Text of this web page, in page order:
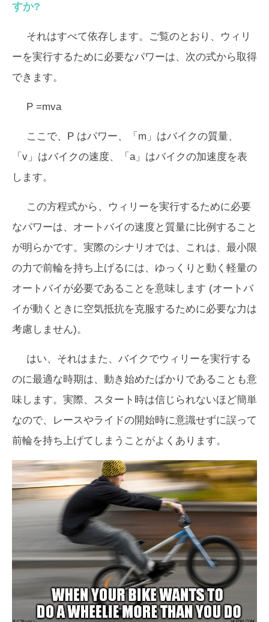
すか?
それはすべて依存します。ご覧のとおり、ウィリ
ーを実行するために必要なパワーは、次の式から取得
できます。
P =mva
ここで、P はパワー、「m」はバイクの質量、
「v」はバイクの速度、「a」はバイクの加速度を表
します。
この方程式から、ウィリーを実行するために必要
なパワーは、オートバイの速度と質量に比例すること
が明らかです。実際のシナリオでは、これは、最小限
の力で前輪を持ち上げるには、ゆっくりと動く軽量の
オートバイが必要であることを意味します (オートバ
イが動くときに空気抵抗を克服するために必要な力は
考慮しません)。
はい、それはまた、バイクでウィリーを実行する
のに最適な時期は、動き始めたばかりであることも意
味します。実際、スタート時は信じられないほど簡単
なので、レースやライドの開始時に意識せずに誤って
前輪を持ち上げてしまうことがよくあります。